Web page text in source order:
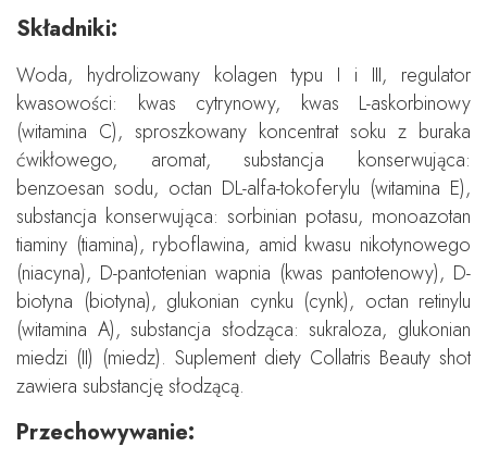
Składniki:
Woda, hydrolizowany kolagen typu I i III, regulator
kwasowości: kwas cytrynowy, kwas L-askorbinowy
(witamina C), sproszkowany koncentrat soku z buraka
ćwikłowego, aromat, substancja konserwująca:
benzoesan sodu, octan DL-alfa-tokoferylu (witamina E),
substancja konserwująca: sorbinian potasu, monoazotan
tiaminy (tiamina), ryboflawina, amid kwasu nikotynowego
(niacyna), D-pantotenian wapnia (kwas pantotenowy), D-
biotyna (biotyna), glukonian cynku (cynk), octan retinylu
(witamina A), substancja słodząca: sukraloza, glukonian
miedzi (II) (miedz). Suplement diety Collatris Beauty shot
zawiera substancję słodzącą.
Przechowywanie: